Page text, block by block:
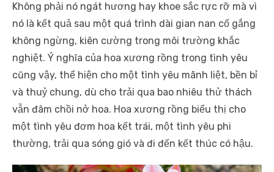
Không phải nó ngát hương hay khoe sắc rực rỡ mà vì
nó là kết quả sau một quá trình dài gian nan cố gắng
không ngừng, kiên cường trong môi trường khắc
nghiệt. Ý nghĩa của hoa xương rồng trong tình yêu
cũng vậy, thể hiện cho một tình yêu mãnh liệt, bền bỉ
và thuỷ chung, dù cho trải qua bao nhiêu thử thách
vẫn đâm chồi nở hoa. Hoa xương rồng biểu thị cho
một tình yêu đơm hoa kết trái, một tình yêu phi
thường, trải qua sóng gió và đi đến kết thúc có hậu.